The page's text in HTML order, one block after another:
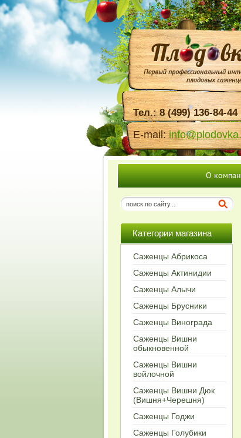
О
Тел.: 8 (499) 136-84-44
E-mail:
Категории магазина
Саженцы Абрикоса
Саженцы Актинидии
Саженцы Алычи
Саженцы Брусники
Саженцы Винограда
Саженцы Вишни
обыкновенной
Саженцы Вишни
войлочной
Саженцы Вишни Дюк
(Вишня+Черешня)
Саженцы Годжи
Саженцы Голубики